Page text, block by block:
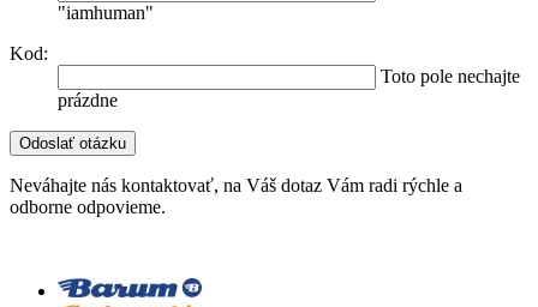
"iamhuman"
Kod:
Toto pole nechajte
prázdne
Neváhajte nás kontaktovať, na Váš dotaz Vám radi rýchle a
odborne odpovieme.